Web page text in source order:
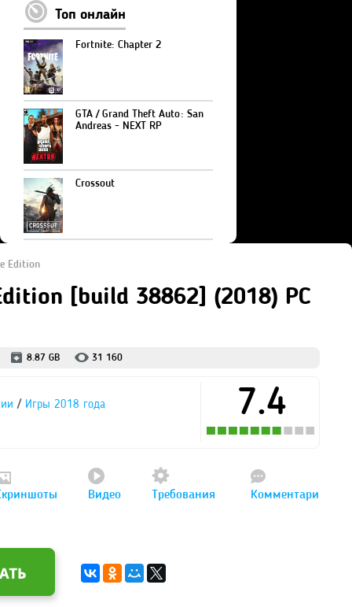
Топ онлайн
Fortnite: Chapter 2
GTA / Grand Theft Auto: San
Andreas - NEXT RP
Crossout
Edition
[build 38862] (2018) PC
8.87 GB 31 160
/ Игры 2018 года 7.4
Видео Требования Комментари